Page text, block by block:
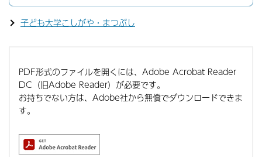
子ども大学こしがや・まつぶし
PDF形式のファイルを開くには、Adobe Acrobat Reader
DC（旧Adobe Reader）が必要です。
お持ちでない方は、Adobe社から無償でダウンロードできま
す。